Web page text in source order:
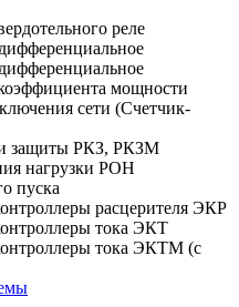
реле
мощности
сети (Счетчик-
и защиты РКЗ, РКЗМ
нагрузки РОН
пуска
расцерителя ЭКР
тока ЭКТ
тока ЭКТМ (с